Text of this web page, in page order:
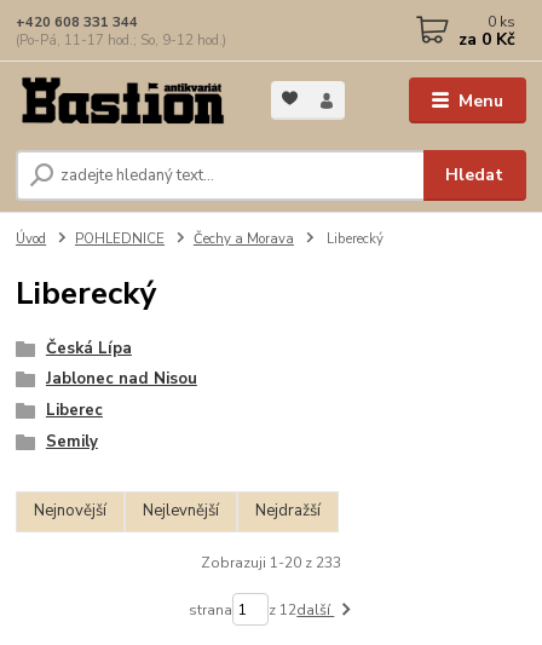
Menu
Hledat
+420 608 331 344
(Po-Pá, 11-17 hod.; So, 9-12 hod.)
0 ks
za 0 Kč
Úvod POHLEDNICE Čechy a Morava Liberecký
Liberecký
Česká Lípa
Jablonec nad Nisou
Liberec
Semily
Nejnovější Nejlevnější Nejdražší
Zobrazuji 1-20 z 233
strana z 12další